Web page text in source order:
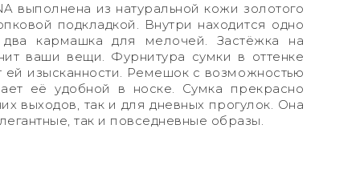
выполнена из натуральной кожи золотого
подкладкой. Внутри находится одно
кармашка для мелочей. Застёжка на
ваши вещи. Фурнитура сумки в оттенке
ей изысканности. Ремешок с возможностью
её удобной в носке. Сумка прекрасно
выходов, так и для дневных прогулок. Она
так и повседневные образы.